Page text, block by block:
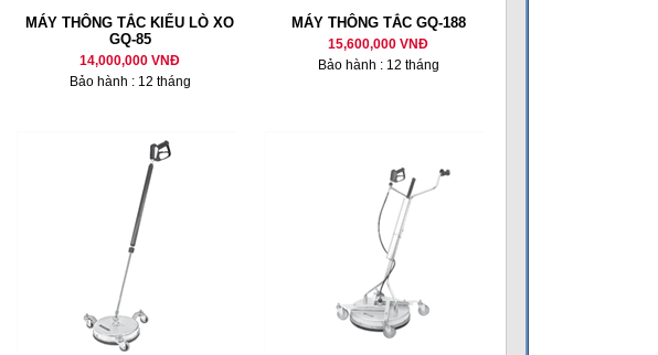
MÁY THÔNG TẮC KIỂU LÒ XO
GQ-85
14,000,000 VNĐ
Bảo hành : 12 tháng
MÁY THÔNG TẮC GQ-188
15,600,000 VNĐ
Bảo hành : 12 tháng